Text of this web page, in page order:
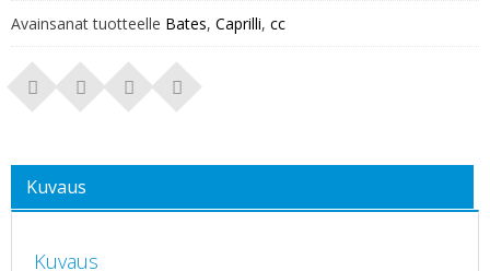
Avainsanat tuotteelle Bates, Caprilli, cc
Kuvaus
Kuvaus